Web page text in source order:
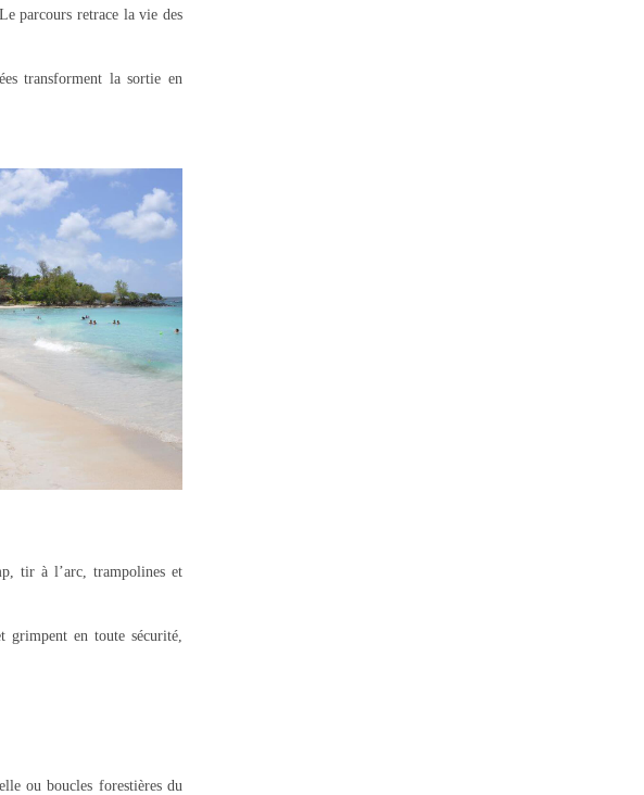
parcours retrace la vie des
transforment la sortie en
tir à l’arc, trampolines et
grimpent en toute sécurité,
ou boucles forestières du